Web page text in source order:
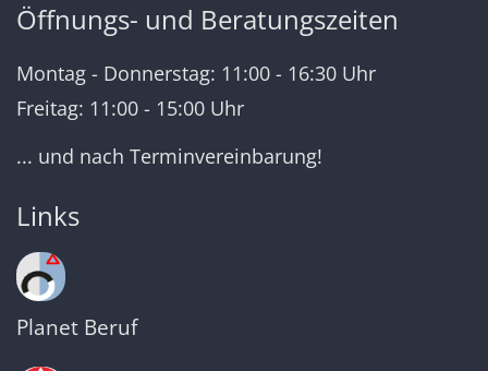
Öffnungs- und Beratungszeiten
Montag - Donnerstag: 11:00 - 16:30 Uhr
Freitag: 11:00 - 15:00 Uhr
... und nach Terminvereinbarung!
Links
Planet Beruf